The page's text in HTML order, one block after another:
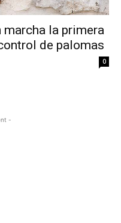
marcha la primera
de palomas
0
-